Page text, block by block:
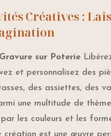
Créatives :
sur Poterie
et personnalisez des
des assiettes, des
une multitude de
les couleurs et les
création est une œuvre